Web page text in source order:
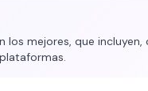
mejores, que